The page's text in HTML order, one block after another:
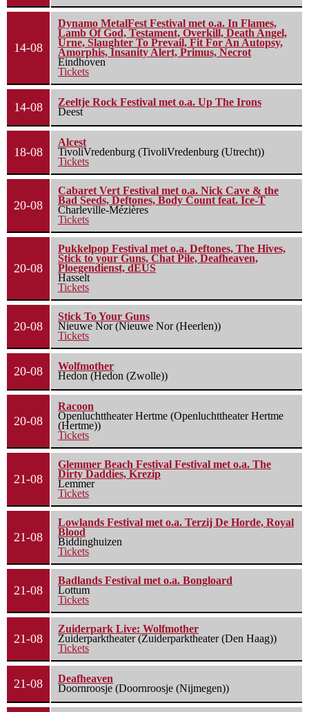
14-08
Dynamo MetalFest Festival met o.a. In Flames,
Lamb Of God, Testament, Overkill, Death Angel,
Urne, Slaughter To Prevail, Fit For An Autopsy,
Amorphis, Insanity Alert, Primus, Necrot
Eindhoven
Tickets
14-08
Zeeltje Rock Festival met o.a. Up The Irons
Deest
18-08
Alcest
TivoliVredenburg (TivoliVredenburg (Utrecht))
Tickets
20-08
Cabaret Vert Festival met o.a. Nick Cave & the
Bad Seeds, Deftones, Body Count feat. Ice-T
Charleville-Mézières
Tickets
20-08
Pukkelpop Festival met o.a. Deftones, The Hives,
Stick to your Guns, Chat Pile, Deafheaven,
Ploegendienst, dEUS
Hasselt
Tickets
20-08
Stick To Your Guns
Nieuwe Nor (Nieuwe Nor (Heerlen))
Tickets
20-08
Wolfmother
Hedon (Hedon (Zwolle))
20-08
Racoon
Openluchttheater Hertme (Openluchttheater Hertme
(Hertme))
Tickets
21-08
Glemmer Beach Festival Festival met o.a. The
Dirty Daddies, Krezip
Lemmer
Tickets
21-08
Lowlands Festival met o.a. Terzij De Horde, Royal
Blood
Biddinghuizen
Tickets
21-08
Badlands Festival met o.a. Bongloard
Lottum
Tickets
21-08
Zuiderpark Live: Wolfmother
Zuiderparktheater (Zuiderparktheater (Den Haag))
Tickets
21-08
Deafheaven
Doornroosje (Doornroosje (Nijmegen))